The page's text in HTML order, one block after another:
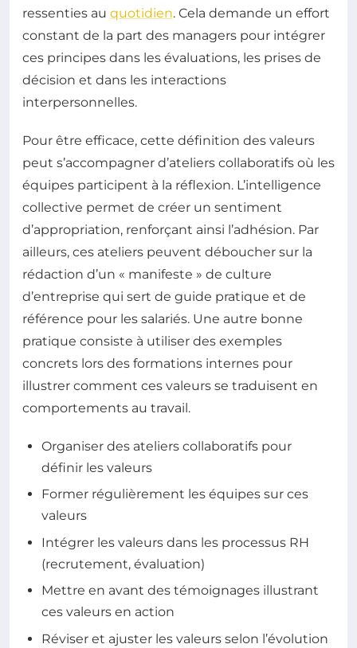
ressenties au quotidien. Cela demande un effort
constant de la part des managers pour intégrer
ces principes dans les évaluations, les prises de
décision et dans les interactions
interpersonnelles.
Pour être efficace, cette définition des valeurs
peut s’accompagner d’ateliers collaboratifs où les
équipes participent à la réflexion. L’intelligence
collective permet de créer un sentiment
d’appropriation, renforçant ainsi l’adhésion. Par
ailleurs, ces ateliers peuvent déboucher sur la
rédaction d’un « manifeste » de culture
d’entreprise qui sert de guide pratique et de
référence pour les salariés. Une autre bonne
pratique consiste à utiliser des exemples
concrets lors des formations internes pour
illustrer comment ces valeurs se traduisent en
comportements au travail.
Organiser des ateliers collaboratifs pour
définir les valeurs
Former régulièrement les équipes sur ces
valeurs
Intégrer les valeurs dans les processus RH
(recrutement, évaluation)
Mettre en avant des témoignages illustrant
ces valeurs en action
Réviser et ajuster les valeurs selon l’évolution